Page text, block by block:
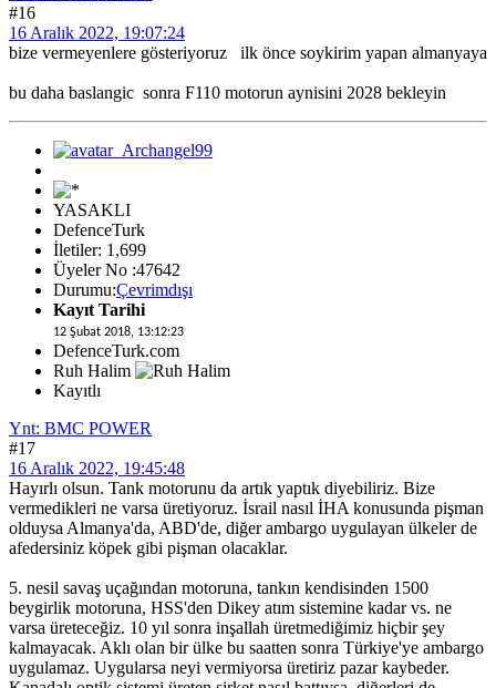
#16
16 Aralık 2022, 19:07:24
bize vermeyenlere gösteriyoruz ilk önce soykirim yapan almanyaya
bu daha baslangic sonra F110 motorun aynisini 2028 bekleyin
YASAKLI
DefenceTurk
İletiler: 1,699
Üyeler No :47642
Durumu:Çevrimdışı
Kayıt Tarihi
12 Şubat 2018, 13:12:23
DefenceTurk.com
Ruh Halim
Kayıtlı
Ynt: BMC POWER
#17
16 Aralık 2022, 19:45:48
Hayırlı olsun. Tank motorunu da artık yaptık diyebiliriz. Bize
vermedikleri ne varsa üretiyoruz. İsrail nasıl İHA konusunda pişman
olduysa Almanya'da, ABD'de, diğer ambargo uygulayan ülkeler de
afedersiniz köpek gibi pişman olacaklar.
5. nesil savaş uçağından motoruna, tankın kendisinden 1500
beygirlik motoruna, HSS'den Dikey atım sistemine kadar vs. ne
varsa üreteceğiz. 10 yıl sonra inşallah üretmediğimiz hiçbir şey
kalmayacak. Aklı olan bir ülke bu saatten sonra Türkiye'ye ambargo
uygulamaz. Uygularsa neyi vermiyorsa üretiriz pazar kaybeder.